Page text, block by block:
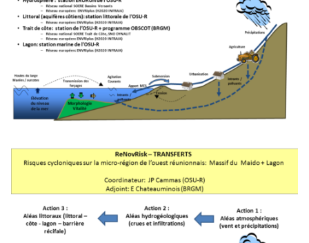
Infrastructures en soutien au projet